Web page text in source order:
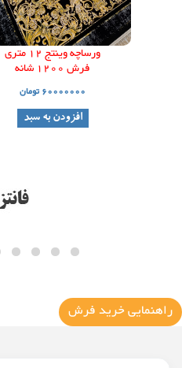
ورساچه وینتج 12 متری
فرش 1200 شانه
60000000 تومان
افزودن به سبد
راهنمایی خرید فرش